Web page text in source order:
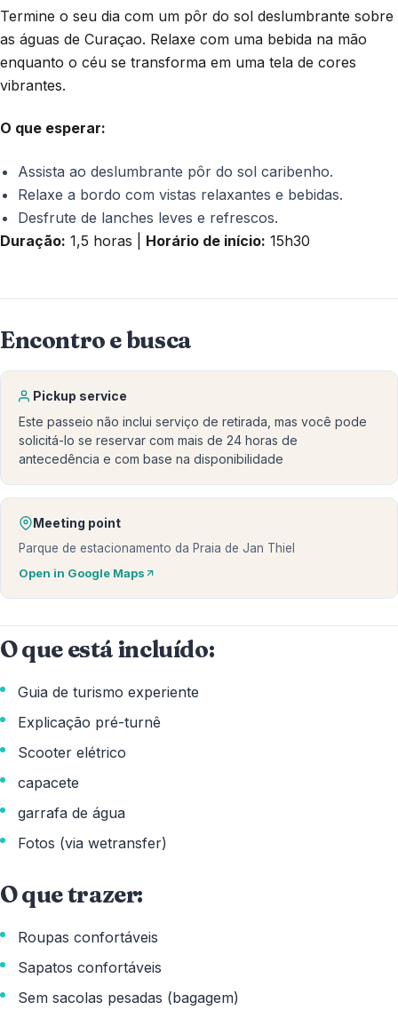
Termine o seu dia com um pôr do sol deslumbrante sobre
as águas de Curaçao. Relaxe com uma bebida na mão
enquanto o céu se transforma em uma tela de cores
vibrantes.
O que esperar:
Assista ao deslumbrante pôr do sol caribenho.
Relaxe a bordo com vistas relaxantes e bebidas.
Desfrute de lanches leves e refrescos.
Duração: 1,5 horas | Horário de início: 15h30
Encontro e busca
Pickup service
Este passeio não inclui serviço de retirada, mas você pode
solicitá-lo se reservar com mais de 24 horas de
antecedência e com base na disponibilidade
Meeting point
Parque de estacionamento da Praia de Jan Thiel
Open in Google Maps
O que está incluído:
Guia de turismo experiente
Explicação pré-turnê
Scooter elétrico
capacete
garrafa de água
Fotos (via wetransfer)
O que trazer:
Roupas confortáveis ​​
Sapatos confortáveis ​​
Sem sacolas pesadas (bagagem)